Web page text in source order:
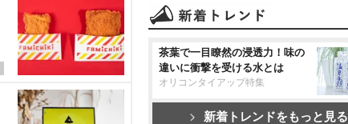
茶葉で一目瞭然の浸透力！味の
違いに衝撃を受ける水とは
オリコンタイアップ特集
新着トレンドをもっと見る